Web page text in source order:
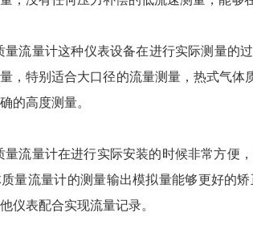
量流量计这种仪表设备在进行实际测量的
，特别适合大口径的流量测量，热式
高度测量。
流量计在进行实际安装的时候非常方便，
质量流量计的测量输出模拟量能够更好的矫正
他仪表配合实现流量记录。